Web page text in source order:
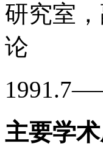
研究室
论
主要学